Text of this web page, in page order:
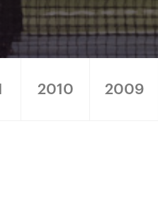
2010 2009